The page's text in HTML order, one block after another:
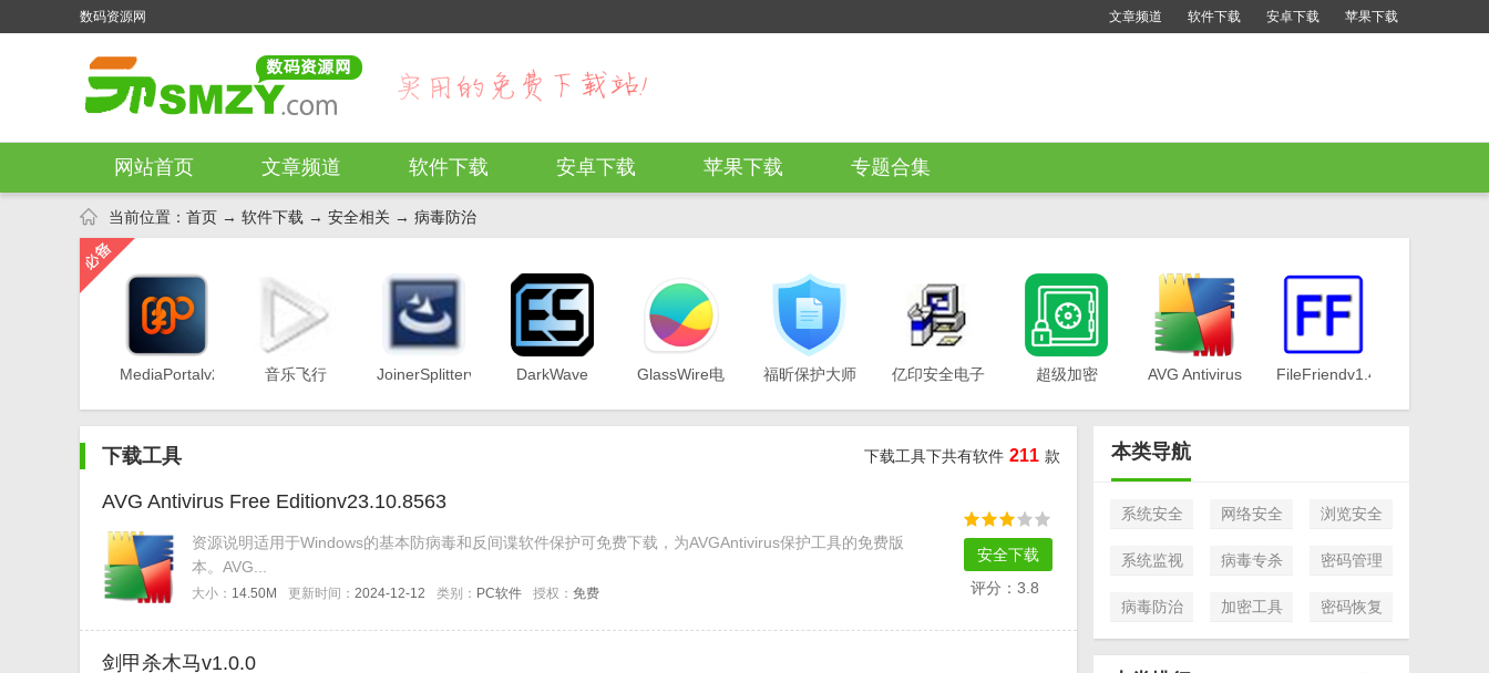
数码资源网 文章频道 软件下载 安卓下载 苹果下载
网站首页 文章频道 软件下载 安卓下载 苹果下载 专题合集
当前位置： 首页 → 软件下载 → 安全相关 → 病毒防治
MediaPortalv2.4.1
音乐飞行
JoinerSplitterv1.5.3
DarkWave
GlassWire电
福昕保护大师
亿印安全电子
超级加密
AVG Antivirus
FileFriendv1.4.9
下载工具 下载工具下共有软件 211 款
AVG Antivirus Free Editionv23.10.8563
资源说明适用于Windows的基本防病毒和反间谍软件保护可免费下载，为AVGAntivirus保护工具的免费版
本。AVG...
大小： 14.50M 更新时间： 2024-12-12 类别： PC软件 授权： 免费
安全下载
评分：3.8
剑甲杀木马v1.0.0
本类导航
系统安全 网络安全 浏览安全
系统监视 病毒专杀 密码管理
病毒防治 加密工具 密码恢复